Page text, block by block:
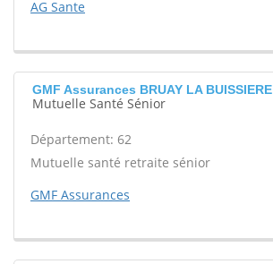
AG Sante
GMF Assurances BRUAY LA BUISSIERE
Mutuelle Santé Sénior
Département: 62
Mutuelle santé retraite sénior
GMF Assurances